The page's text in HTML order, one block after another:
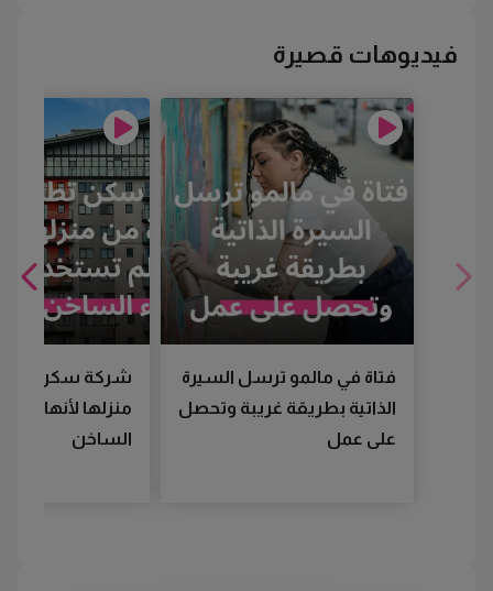
فيديوهات قصيرة
فتاة في مالمو ترسل السيرة
الذاتية بطريقة غريبة وتحصل
على عمل
شركة سكن
منزلها لأنها لم
الساخن